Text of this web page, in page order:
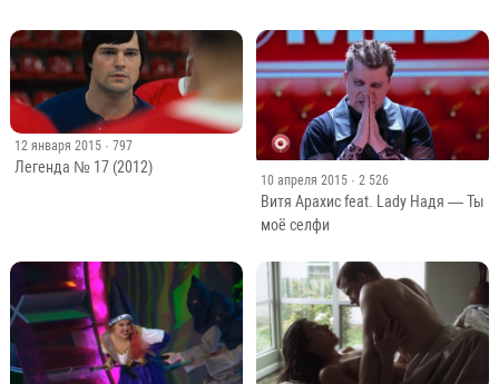
12 января 2015 · 797
Легенда № 17 (2012)
10 апреля 2015 · 2 526
Витя Арахис feat. Lady Надя — Ты
моё селфи